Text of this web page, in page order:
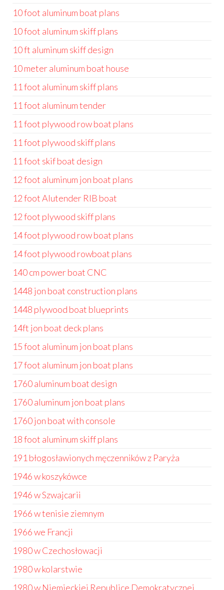
10 foot aluminum boat plans
10 foot aluminum skiff plans
10 ft aluminum skiff design
10 meter aluminum boat house
11 foot aluminum skiff plans
11 foot aluminum tender
11 foot plywood row boat plans
11 foot plywood skiff plans
11 foot skif boat design
12 foot aluminum jon boat plans
12 foot Alutender RIB boat
12 foot plywood skiff plans
14 foot plywood row boat plans
14 foot plywood rowboat plans
140 cm power boat CNC
1448 jon boat construction plans
1448 plywood boat blueprints
14ft jon boat deck plans
15 foot aluminum jon boat plans
17 foot aluminum jon boat plans
1760 aluminum boat design
1760 aluminum jon boat plans
1760 jon boat with console
18 foot aluminum skiff plans
191 błogosławionych męczenników z Paryża
1946 w koszykówce
1946 w Szwajcarii
1966 w tenisie ziemnym
1966 we Francji
1980 w Czechosłowacji
1980 w kolarstwie
1980 w Niemieckiej Republice Demokratycznej